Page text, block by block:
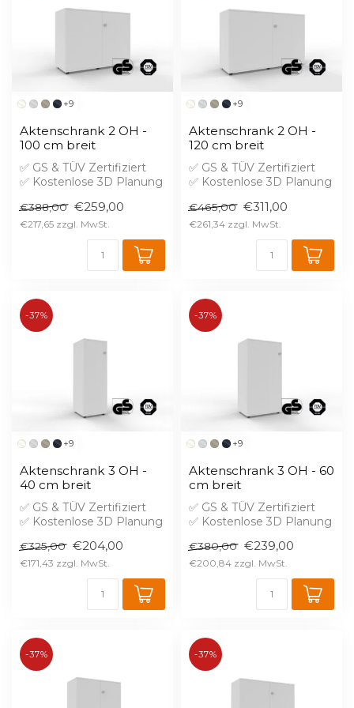
+9
Aktenschrank 2 OH -
100 cm breit
✅ GS & TÜV Zertifiziert
✅ Kostenlose 3D Planung
Aufprei...
€388,00 €259,00
€217,65
+9
Aktenschrank 2 OH -
120 cm breit
✅ GS & TÜV Zertifiziert
✅ Kostenlose 3D Planung
Aufprei...
€465,00 €311,00
€261,34
+9
-37%
Aktenschrank 3 OH -
40 cm breit
✅ GS & TÜV Zertifiziert
✅ Kostenlose 3D Planung
Aufprei...
€325,00 €204,00
€171,43
+9
-37%
Aktenschrank 3 OH - 60
cm breit
✅ GS & TÜV Zertifiziert
✅ Kostenlose 3D Planung
Aufprei...
€380,00 €239,00
€200,84
-37% -37%